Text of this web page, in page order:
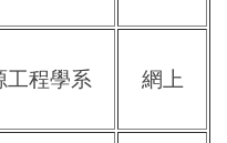
工程學系 網上